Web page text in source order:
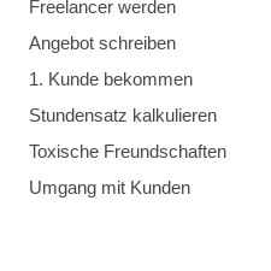
Freelancer werden
Angebot schreiben
1. Kunde bekommen
Stundensatz kalkulieren
Toxische Freundschaften
Umgang mit Kunden